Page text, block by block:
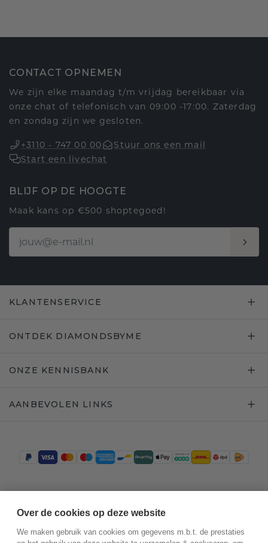
CONTACT OPNEMEN
We zijn elke maandag t/m vrijdag bereikbaar via
onze chat of telefonisch van 09:00 -17:00. Zaterdag
en zondag zijn we gesloten.
+3110 - 747 00 00
Stuur ons een mail
Start een livechat
BLIJF OP DE HOOGTE
Maak kans op €500 shoptegoed!
KLANTENSERVICE
ONTDEK DIAMONDSBYME
ONZE KENNISBANK
AANBEVOLEN LINKS
Over de cookies op deze website
We maken gebruik van cookies om gegevens m.b.t. de prestaties